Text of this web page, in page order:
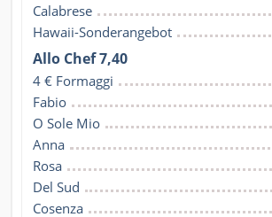
Calabrese
Hawaii-Sonderangebot
Allo Chef 7,40
4 € Formaggi
Fabio
O Sole Mio
Anna
Rosa
Del Sud
Cosenza